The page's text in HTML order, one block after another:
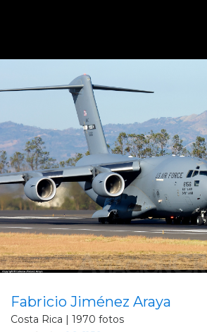
Fabricio Jiménez Araya
Costa Rica | 1970 fotos